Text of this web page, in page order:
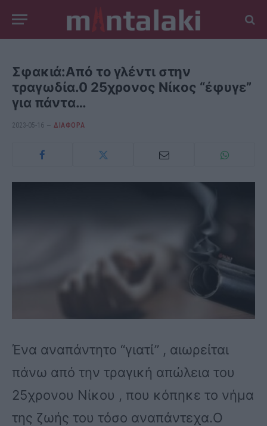
Σφακιά:Από το γλέντι στην
τραγωδία.0 25χρονος Νίκος “έφυγε”
για πάντα…
2023-05-16 ΔΙΆΦΟΡΑ
Ένα αναπάντητο “γιατί” , αιωρείται
πάνω από την τραγική απώλεια του
25χρονου Νίκου , που κόπηκε το νήμα
της ζωής του τόσο αναπάντεχα.Ο